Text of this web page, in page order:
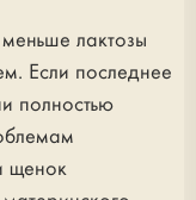
лактозы
Если последнее
полностью
щенок